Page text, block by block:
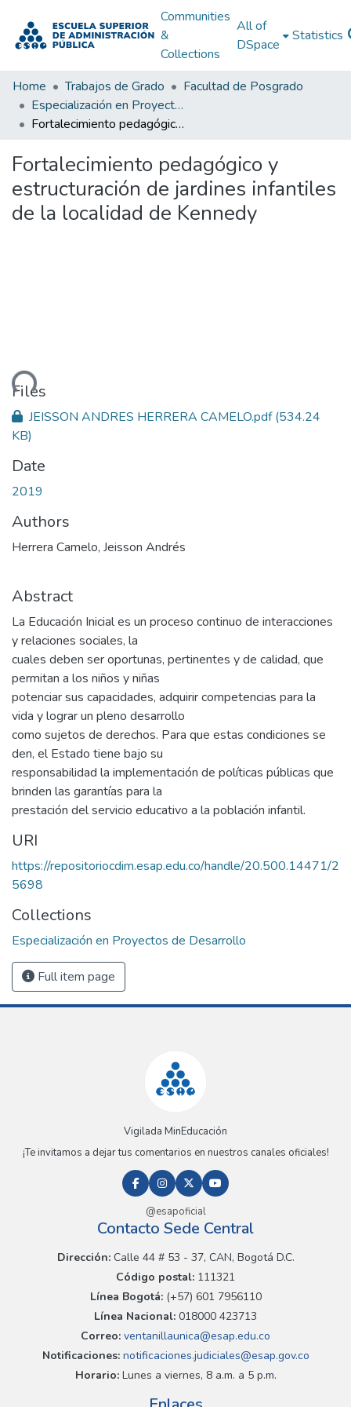
Communities
&
Collections
All of
DSpace
Statistics
Home Trabajos de Grado
Facultad de Posgrado
Especialización en Proyectos de Desarrollo
Fortalecimiento pedagógico y estructuración de jardines infantiles de la localidad de Kennedy
Fortalecimiento pedagógico y
estructuración de jardines infantiles
de la localidad de Kennedy
Files
JEISSON ANDRES HERRERA CAMELO.pdf(534.24
KB)
Date
2019
Authors
Herrera Camelo, Jeisson Andrés
Abstract
La Educación Inicial es un proceso continuo de interacciones
y relaciones sociales, la
cuales deben ser oportunas, pertinentes y de calidad, que
permitan a los niños y niñas
potenciar sus capacidades, adquirir competencias para la
vida y lograr un pleno desarrollo
como sujetos de derechos. Para que estas condiciones se
den, el Estado tiene bajo su
responsabilidad la implementación de políticas públicas que
brinden las garantías para la
prestación del servicio educativo a la población infantil.
URI
https://repositoriocdim.esap.edu.co/handle/20.500.14471/2
5698
Collections
Especialización en Proyectos de Desarrollo
Full item page
Vigilada MinEducación
¡Te invitamos a dejar tus comentarios en nuestros canales oficiales!
@esapoficial
Contacto Sede Central
Dirección:Calle 44 # 53 - 37, CAN, Bogotá D.C.
Código postal: 111321
Línea Bogotá:(+57) 601 7956110
Línea Nacional: 018000 423713
Correo: ventanillaunica@esap.edu.co
Notificaciones:notificaciones.judiciales@esap.gov.co
Horario:Lunes a viernes, 8 a.m. a 5 p.m.